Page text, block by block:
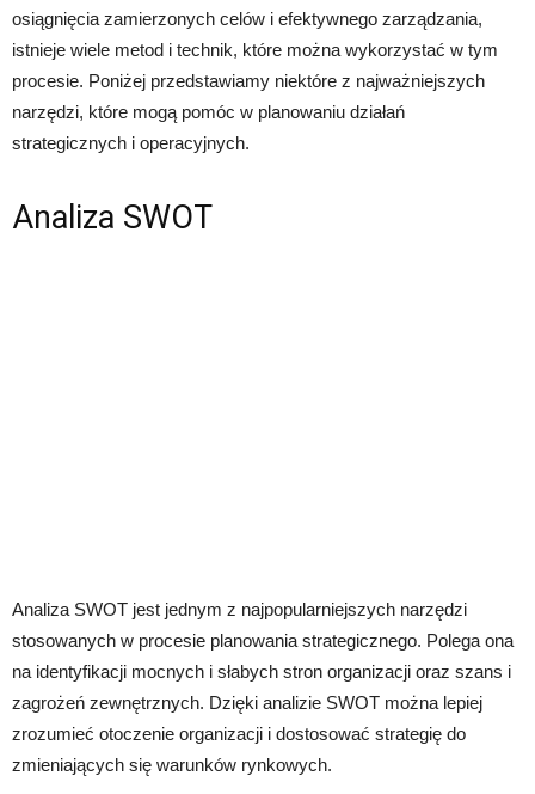
osiągnięcia zamierzonych celów i efektywnego zarządzania,
istnieje wiele metod i technik, które można wykorzystać w tym
procesie. Poniżej przedstawiamy niektóre z najważniejszych
narzędzi, które mogą pomóc w planowaniu działań
strategicznych i operacyjnych.
Analiza SWOT
Analiza SWOT jest jednym z najpopularniejszych narzędzi
stosowanych w procesie planowania strategicznego. Polega ona
na identyfikacji mocnych i słabych stron organizacji oraz szans i
zagrożeń zewnętrznych. Dzięki analizie SWOT można lepiej
zrozumieć otoczenie organizacji i dostosować strategię do
zmieniających się warunków rynkowych.